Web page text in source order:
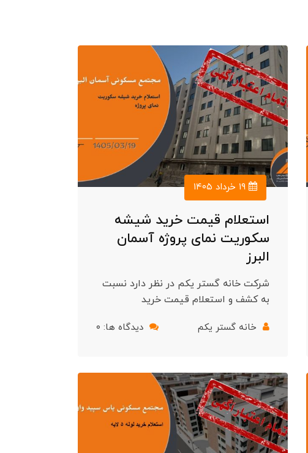
۱۹ خرداد ۱۴۰۵
استعلام قیمت خرید شیشه
سکوریت نمای پروژه آسمان
البرز
شرکت خانه گستر یکم در نظر دارد نسبت
به کشف و استعلام قیمت خرید
خانه گستر یکم دیدگاه ها: ۰